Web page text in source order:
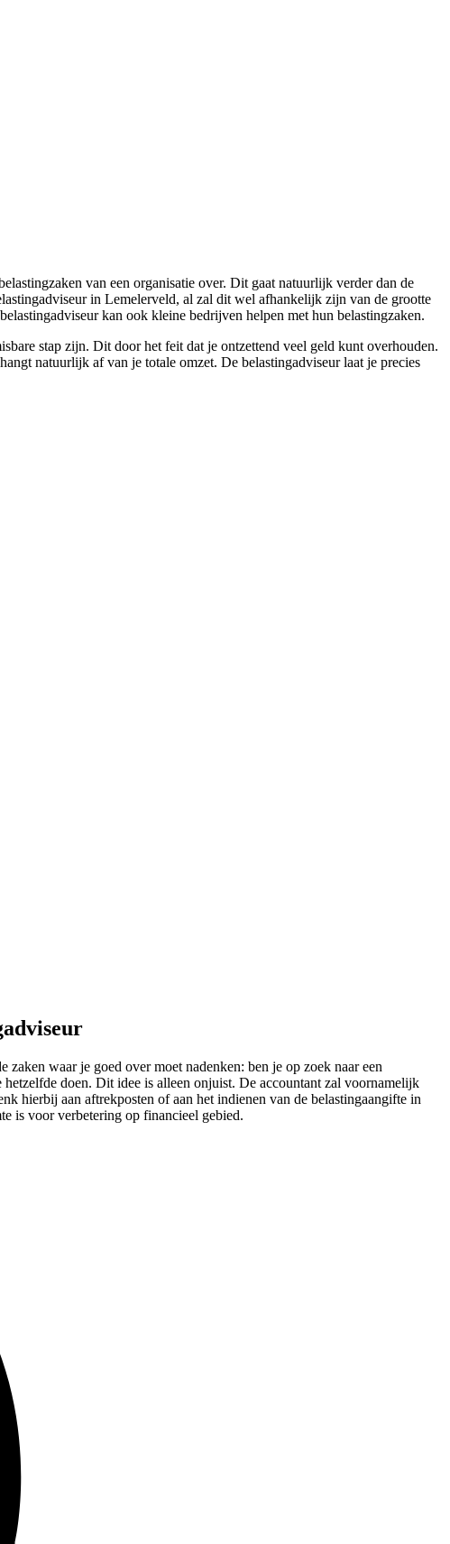
van een organisatie over. Dit gaat natuurlijk verder dan de
in Lemelerveld, al zal dit wel afhankelijk zijn van de grootte
kan ook kleine bedrijven helpen met hun belastingzaken.
stap zijn. Dit door het feit dat je ontzettend veel geld kunt overhouden.
natuurlijk af van je totale omzet. De belastingadviseur laat je precies
waar je goed over moet nadenken: ben je op zoek naar een
doen. Dit idee is alleen onjuist. De accountant zal voornamelijk
hierbij aan aftrekposten of aan het indienen van de belastingaangifte in
is voor verbetering op financieel gebied.